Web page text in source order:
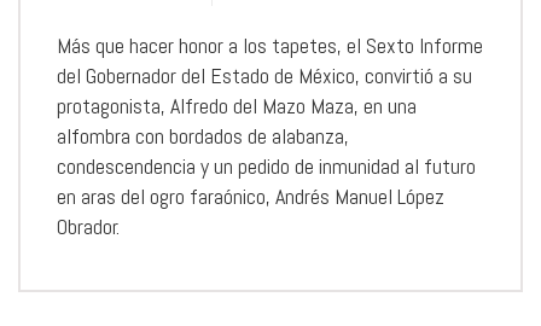
Más que hacer honor a los tapetes, el Sexto Informe
del Gobernador del Estado de México, convirtió a su
protagonista, Alfredo del Mazo Maza, en una
alfombra con bordados de alabanza,
condescendencia y un pedido de inmunidad al futuro
en aras del ogro faraónico, Andrés Manuel López
Obrador.